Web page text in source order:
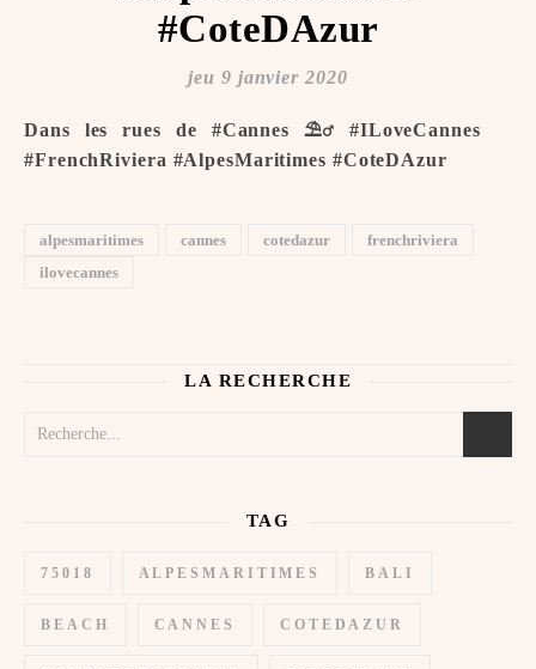
#CoteDAzur
jeu 9 janvier 2020
Dans les rues de #Cannes ️⛱‍♂️ #ILoveCannes ️
#FrenchRiviera #AlpesMaritimes #CoteDAzur
alpesmaritimes cannes cotedazur
frenchriviera
ilovecannes
LA RECHERCHE
TAG
75018 ALPESMARITIMES BALI
BEACH CANNES COTEDAZUR